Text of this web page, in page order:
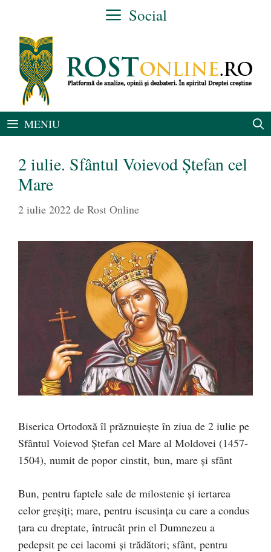
conținut
Social
MENIU
2 iulie. Sfântul Voievod Ștefan cel
Mare
2 iulie 2022 de Rost Online
Biserica Ortodoxă îl prăznuiește în ziua de 2 iulie pe
Sfântul Voievod Ştefan cel Mare al Moldovei (1457-
1504), numit de popor cinstit, bun, mare şi sfânt
Bun, pentru faptele sale de milostenie şi iertarea
celor greşiţi; mare, pentru iscusinţa cu care a condus
ţara cu dreptate, întrucât prin el Dumnezeu a
pedepsit pe cei lacomi şi trădători; sfânt, pentru